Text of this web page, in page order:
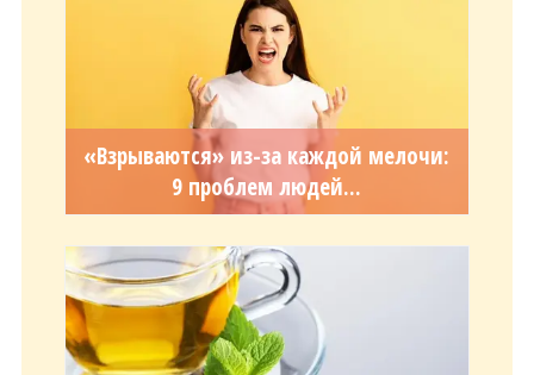
«Взрываются» из-за каждой мелочи:
9 проблем людей...